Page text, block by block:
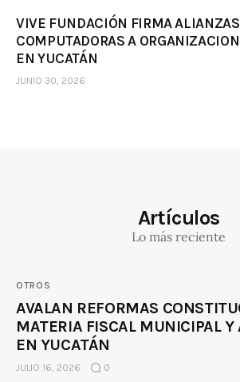
VIVE FUNDACIÓN FIRMA
COMPUTADORAS A
EN YUCATÁN
JUNIO 30, 2026
Artículos
Lo más reciente
OTROS
AVALAN REFORMAS
MATERIA FISCAL MUNICIPAL Y
EN YUCATÁN
JULIO 16, 2026 0